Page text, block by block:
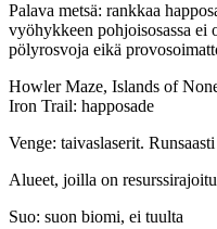
Palava metsä: rankkaa
vyöhykkeen pohjoisosassa ei
pölyrosvoja eikä
Howler Maze, Islands of
Iron Trail: happosade
Venge: taivaslaserit.
Alueet, joilla on
Suo: suon biomi, ei tuulta